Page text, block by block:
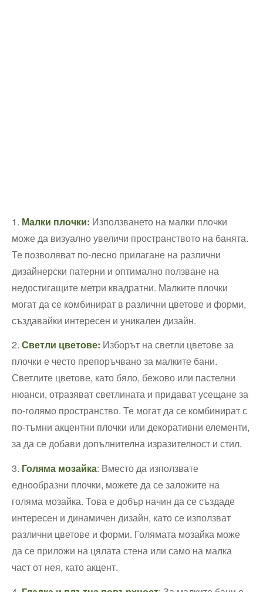
1. Малки плочки:⁢ Използването на малки плочки
може да ⁢визуално увеличи пространството на банята.
Те позволяват по-лесно прилагане на​ различни
дизайнерски патерни и оптимално ползване на
недостигащите⁣ метри квадратни. Малките плочки
‌могат да се‌ комбинират в ⁣различни цветове и форми,
създавайки интересен и уникален​ дизайн.
2. Светли цветове: Изборът на светли цветове‍ за
плочки е често препоръчвано за малките бани.
Светлите цветове, ⁤като бяло, бежово или⁤ пастелни
нюанси, отразяват светлината и придават⁢ усещане за
по-голямо пространство. Те могат да се комбинират с
по-тъмни акцентни плочки или​ декоративни елементи,
за да ‍се добави допълнителна ⁣изразителност​ и стил.
3.⁢ Голяма мозайка: Вместо да използвате
еднообразни плочки, можете да се‌ заложите на
голяма мозайка. Това е добър ⁢начин да се създаде
интересен и ‌динамичен дизайн, като се използват
различни цветове и форми. Голямата мозайка може
да се приложи на цялата стена или само‌ на малка
част от нея, като акцент.